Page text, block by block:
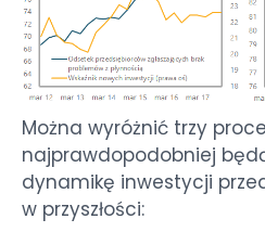
Można wyróżnić trzy
najprawdopodobniej
dynamikę inwestycji
w przyszłości: